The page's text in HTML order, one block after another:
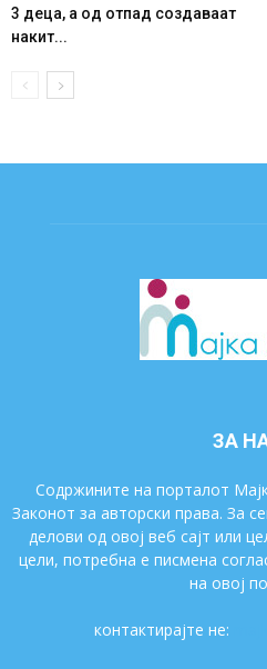
3 деца, а од отпад создаваат
накит...
ЗА
Содржините на порталот
Законот за авторски права. За
делови од овој веб сајт или
цели, потребна е писмена
на овој
контактирајте не: